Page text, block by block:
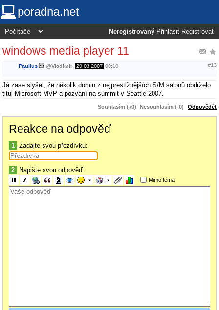
poradna.net
Neregistrovaný Přihlásit Registrovat
windows media player 11
Paullus @Vladimir 29.03.2007 00:10 #13
Já zase slyšel, že několik domin z nejprestižnějších S/M salonů obdrželo
titul Microsoft MVP a pozvání na summit v Seattle 2007.
Souhlasím (+0) Nesouhlasím (-0) Odpovědět
Reakce na odpověď
1 Zadajte svou přezdívku:
2 Napište svou odpověď:
Mimo téma